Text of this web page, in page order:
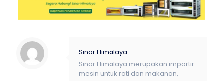
Sinar Himalaya
Sinar Himalaya merupakan importir
mesin untuk roti dan makanan,